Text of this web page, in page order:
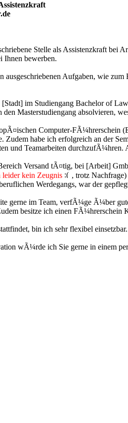
Stelle als Assistenzkraft bei
Ihnen bewerben.
ausgeschriebenen Aufgaben, wie
im Studiengang Bachelor of
Masterstudiengang absolvieren,
Computer-
Zudem habe ich erfolgreich an der
und Teamarbeiten
Versand tÃ¤tig, bei [Arbeit]
kein Zeugnis , trotz
Werdegangs, war der
gerne im Team, verfÃ¼ge Ã¼ber
besitze ich einen FÃ¼hrerschein
bin ich sehr flexibel einsetzbar.
wÃ¼rde ich Sie gerne in einem